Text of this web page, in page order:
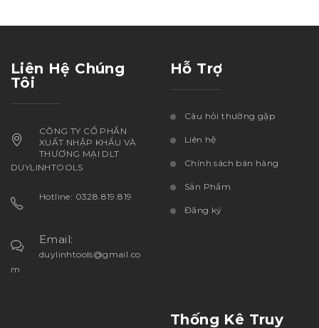
Liên Hệ Chúng
Tôi
CÔNG TY CỔ PHẦN
XUẤT NHẬP KHẨU VÀ
THƯƠNG MẠI DLT
DUYLINHTOOLS
Hotline: 0328.819.819
Email:
duylinhtools@gmail.co
m
Hỗ Trợ
Câu hỏi thường gặp
Liên hệ
Chính sách bán hàng
Sản Phẩm
Đăng ký
Thống Kê Truy